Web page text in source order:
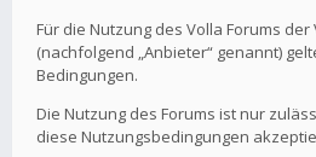
Für die Nutzung des Volla Forums der
(nachfolgend „Anbieter“ genannt)
Bedingungen.
Die Nutzung des Forums ist nur
diese Nutzungsbedingungen